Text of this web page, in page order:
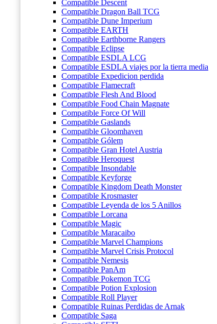
Compatible Descent
Compatible Dragon Ball TCG
Compatible Dune Imperium
Compatible EARTH
Compatible Earthborne Rangers
Compatible Eclipse
Compatible ESDLA LCG
Compatible ESDLA viajes por la tierra media
Compatible Expedicion perdida
Compatible Flamecraft
Compatible Flesh And Blood
Compatible Food Chain Magnate
Compatible Force Of Will
Compatible Gaslands
Compatible Gloomhaven
Compatible Gólem
Compatible Gran Hotel Austria
Compatible Heroquest
Compatible Insondable
Compatible Keyforge
Compatible Kingdom Death Monster
Compatible Krosmaster
Compatible Leyenda de los 5 Anillos
Compatible Lorcana
Compatible Magic
Compatible Maracaibo
Compatible Marvel Champions
Compatible Marvel Crisis Protocol
Compatible Nemesis
Compatible PanAm
Compatible Pokemon TCG
Compatible Potion Explosion
Compatible Roll Player
Compatible Ruinas Perdidas de Arnak
Compatible Saga